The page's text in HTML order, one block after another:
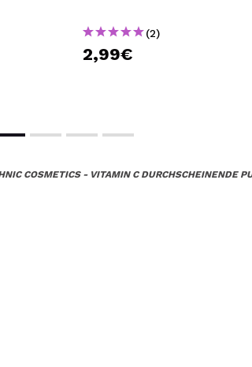
(2)
2,99€
COSMETICS - VITAMIN C DURCHSCHEINENDE